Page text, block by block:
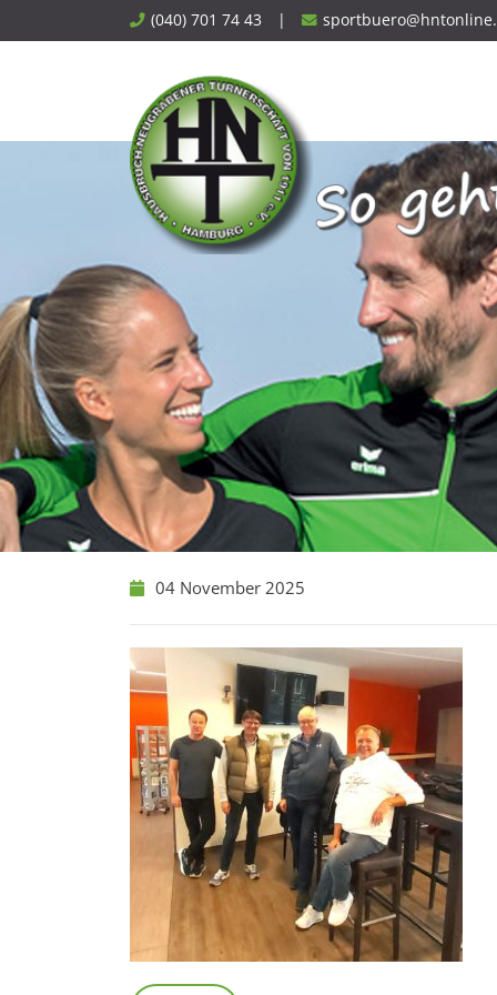
to
(040) 701 74 43 |
04 November 2025